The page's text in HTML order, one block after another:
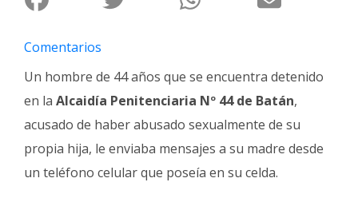
Familia
Clasificados
Fúnebres
Comentarios
Un hombre de 44 años que se encuentra detenido
en la Alcaidía Penitenciaria Nº 44 de Batán,
acusado de haber abusado sexualmente de su
propia hija, le enviaba mensajes a su madre desde
un teléfono celular que poseía en su celda.